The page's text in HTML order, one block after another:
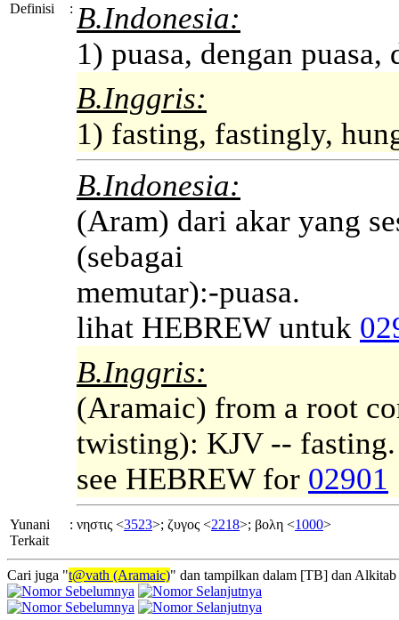
Definisi
: B.Indonesia:
1) puasa, dengan puasa,
B.Inggris:
1) fasting, fastingly,
B.Indonesia:
(Aram) dari akar yang
(sebagai
memutar):-puasa.
lihat HEBREW untuk
B.Inggris:
(Aramaic) from a root
twisting): KJV -- fasting.
see HEBREW for 02901
Yunani
Terkait
: νηστις <3523>; ζυγος <2218>; βολη <1000>
Cari juga "t@vath (Aramaic)" dan tampilkan dalam [TB] dan Alkitab